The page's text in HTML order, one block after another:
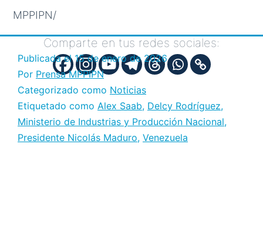
MPPIPN/
Comparte en tus redes sociales:
Publicada el 15 de enero de 2026
Por Prensa MPPIPN
Categorizado como Noticias
Etiquetado como Alex Saab, Delcy Rodríguez,
Ministerio de Industrias y Producción Nacional,
Presidente Nicolás Maduro, Venezuela